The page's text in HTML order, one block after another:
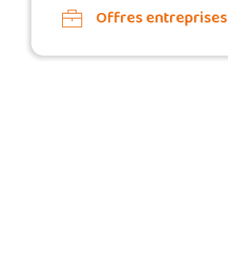
Offres entreprises